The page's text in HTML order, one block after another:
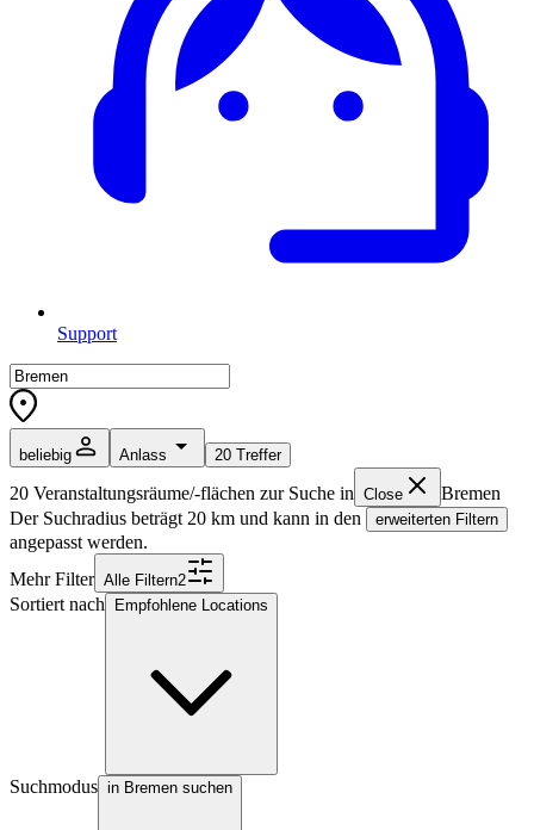
Support
beliebig Anlass 20 Treffer
20 Veranstaltungsräume/-flächen zur Suche in Close
Bremen
Der Suchradius beträgt 20 km und kann in den erweiterten Filtern
angepasst werden.
Mehr Filter Alle Filtern2
Sortiert nach Empfohlene Locations
Suchmodus in Bremen suchen